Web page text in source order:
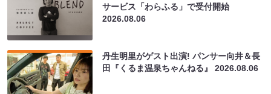
サービス「わらふる」で受付開始
2026.08.06
丹生明里がゲスト出演! パンサー向井＆長
田『くるま温泉ちゃんねる』2026.08.06